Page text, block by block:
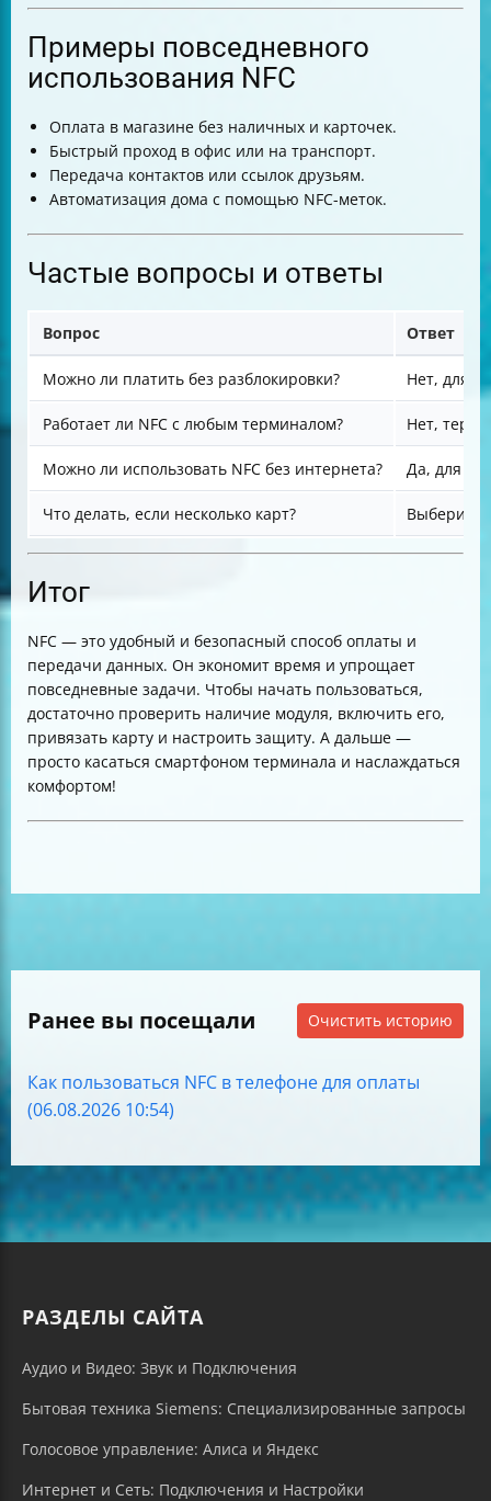
Примеры повседневного
использования NFC
Оплата в магазине без наличных и карточек.
Быстрый проход в офис или на транспорт.
Передача контактов или ссылок друзьям.
Автоматизация дома с помощью NFC-меток.
Частые вопросы и ответы
Вопрос Ответ
Можно ли платить без разблокировки? Нет, для
Работает ли NFC с любым терминалом? Нет,
Можно ли использовать NFC без интернета? Да, для
Что делать, если несколько карт? Выберите
Итог
NFC — это удобный и безопасный способ оплаты и
передачи данных. Он экономит время и упрощает
повседневные задачи. Чтобы начать пользоваться,
достаточно проверить наличие модуля, включить его,
привязать карту и настроить защиту. А дальше —
просто касаться смартфоном терминала и наслаждаться
комфортом!
Ранее вы посещали Очистить историю
Как пользоваться NFC в телефоне для оплаты
(06.08.2026 10:54)
РАЗДЕЛЫ САЙТА
Аудио и Видео: Звук и Подключения
Бытовая техника Siemens: Специализированные запросы
Голосовое управление: Алиса и Яндекс
Интернет и Сеть: Подключения и Настройки